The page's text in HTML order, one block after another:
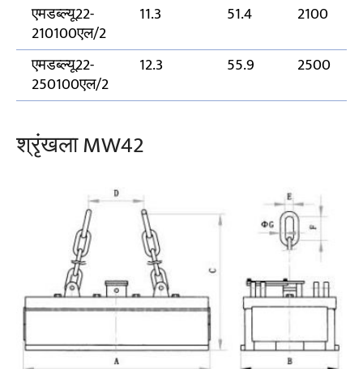
एमडब्ल्यू22-
210100एल/2
11.3 51.4 2100
एमडब्ल्यू22-
250100एल/2
12.3 55.9 2500
श्रृंखला MW42